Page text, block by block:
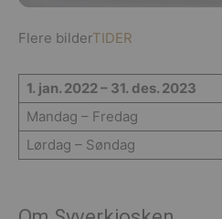
Flere bilderTIDER
1. jan. 2022 – 31. des. 2023
Mandag – Fredag
Lørdag – Søndag